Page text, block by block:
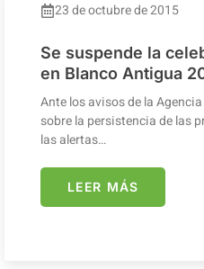
23 de octubre de 2015
Se suspende la
en Blanco Antigua
Ante los avisos de la
sobre la persistencia de las
las alertas…
LEER MÁS